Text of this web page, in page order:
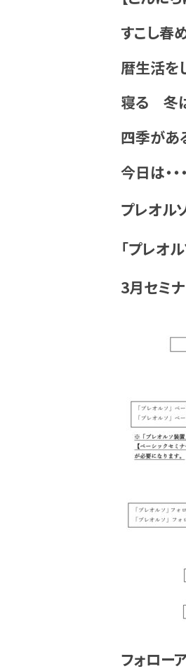
すこし春
暦生活を
寝る 冬
四季があ
今日は・・・
プレオル
「プレオ
3月セミ
フォロー